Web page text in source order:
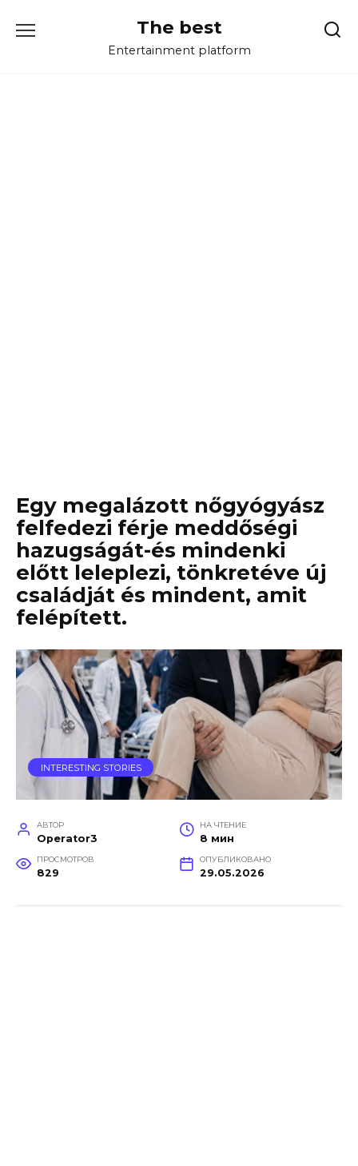
The best
Entertainment platform
Egy megalázott nőgyógyász
felfedezi férje meddőségi
hazugságát-és mindenki
előtt leleplezi, tönkretéve új
családját és mindent, amit
felépített.
INTERESTING STORIES
АВТОР
Operator3
НА ЧТЕНИЕ
8 мин
ПРОСМОТРОВ
829
ОПУБЛИКОВАНО
29.05.2026